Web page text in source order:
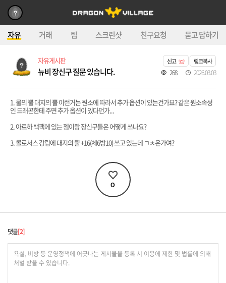
자유 거래 팁 스크린샷 친구요청 묻고 답하기
자유게시판
뉴비 장신구 질문 있습니다.
신고 링크복사
268 2026.03.03
1. 물의 뿔 대지의 뿔 이런거는 원소에 따라서 추가 옵션이 있는건가요? 같은 원소속성
인 드래곤한테 주면 추가 옵션이 있다던가...
2. 아르하 백팩에 있는 젬이랑 장신구들은 어떻게 쓰나요?
3. 콜로서스 강림에 대지의 뿔 +16(체6방10) 쓰고 있는데 ㄱㅊ은가여?
0
댓글 2